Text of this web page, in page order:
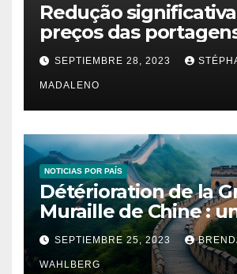
Redução
preços das
impacta
famílias e empresas
SEPTIEMBRE 28, 2023
MADALENO
NOTICIAS POR PAÍS
Détérioration de la
Muraille de Chine :
enquête en cours
SEPTIEMBRE 25, 2023
WAHLBERG